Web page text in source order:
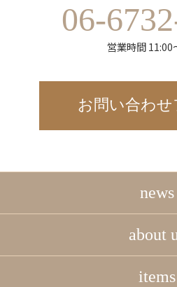
06-
営業時間 11:00
お問い合わせ
news
about
items